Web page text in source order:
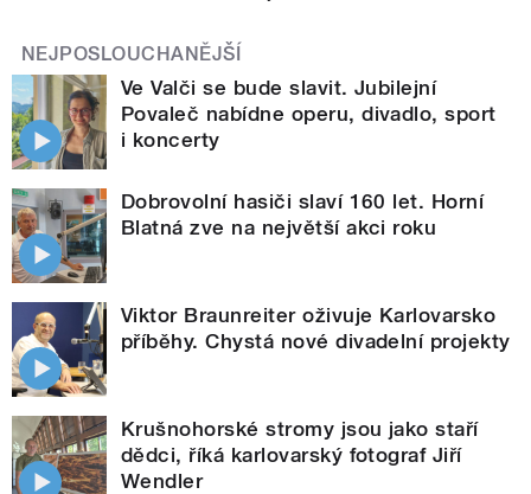
NEJPOSLOUCHANĚJŠÍ
Ve Valči se bude slavit. Jubilejní
Povaleč nabídne operu, divadlo, sport
i koncerty
Dobrovolní hasiči slaví 160 let. Horní
Blatná zve na největší akci roku
Viktor Braunreiter oživuje Karlovarsko
příběhy. Chystá nové divadelní projekty
Krušnohorské stromy jsou jako staří
dědci, říká karlovarský fotograf Jiří
Wendler